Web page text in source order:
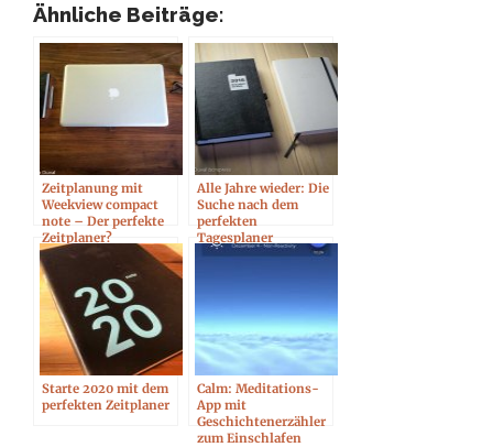
Ähnliche Beiträge:
Zeitplanung mit
Weekview compact
note – Der perfekte
Zeitplaner?
Alle Jahre wieder: Die
Suche nach dem
perfekten
Tagesplaner
Starte 2020 mit dem
perfekten Zeitplaner
Calm: Meditations-
App mit
Geschichtenerzähler
zum Einschlafen